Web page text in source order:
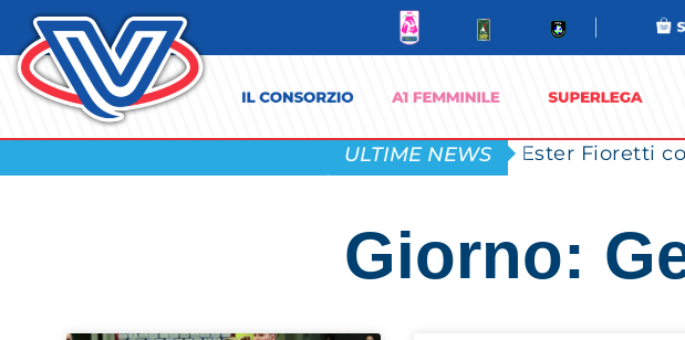
ULTIME NEWS Ester Fioretti
Giorno: